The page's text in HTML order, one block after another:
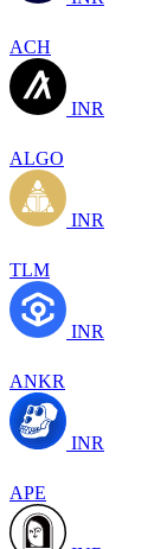
ACH
INR
ALGO
INR
TLM
INR
ANKR
INR
APE